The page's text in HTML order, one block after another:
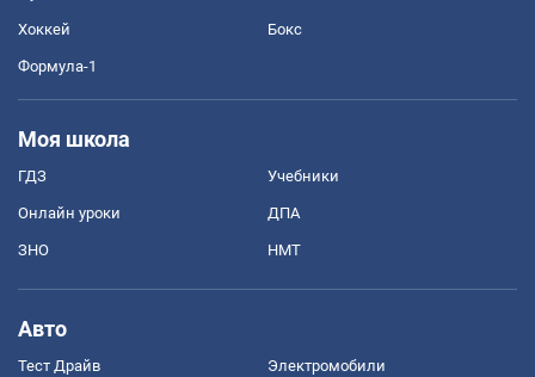
Хоккей Бокс
Формула-1
Моя школа
ГДЗ Учебники
Онлайн уроки ДПА
ЗНО НМТ
Авто
Тест Драйв Электромобили